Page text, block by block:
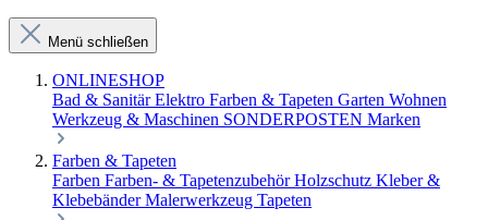
Menü schließen
ONLINESHOP
Bad & SanitärElektro Farben & Tapeten Garten Wohnen
Werkzeug & Maschinen SONDERPOSTEN Marken
Farben & Tapeten
Farben Farben- & TapetenzubehörHolzschutz Kleber &
KlebebänderMalerwerkzeug Tapeten